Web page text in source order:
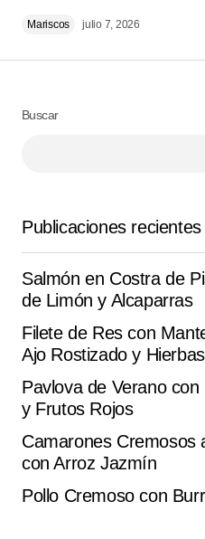
Your Name
Guarda mi nombre,
Submit Comment
Mariscos julio 7, 2026
Buscar
Publicaciones recientes
Salmón en Costra de
de Limón y Alcaparras
Filete de Res con
Ajo Rostizado y Hierbas
Pavlova de Verano
y Frutos Rojos
Camarones Cremosos
con Arroz Jazmín
Pollo Cremoso con